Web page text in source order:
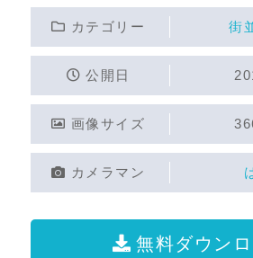
カテゴリー 街
公開日
画像サイズ
カメラマン
無料ダウン